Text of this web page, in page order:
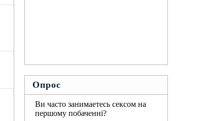
Опрос
Ви часто занимаетесь сексом на
першому побаченні?